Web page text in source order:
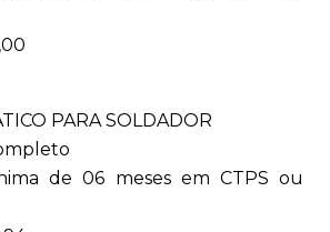
PARA SOLDADOR
de 06 meses em CTPS ou